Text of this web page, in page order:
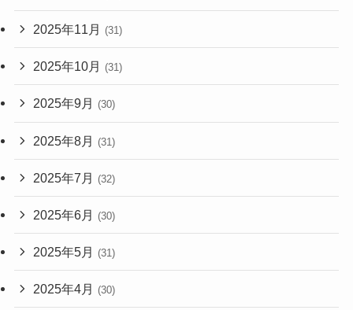
2025年11月 (31)
2025年10月 (31)
2025年9月 (30)
2025年8月 (31)
2025年7月 (32)
2025年6月 (30)
2025年5月 (31)
2025年4月 (30)